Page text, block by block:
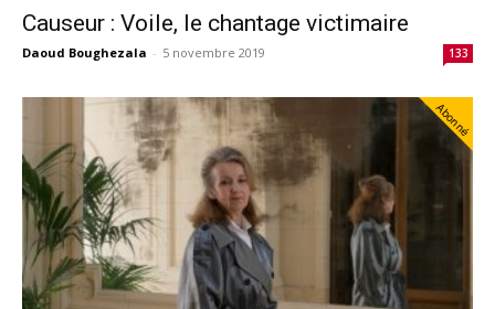
Causeur : Voile, le chantage victimaire
Daoud Boughezala - 5 novembre 2019 133
Abonné